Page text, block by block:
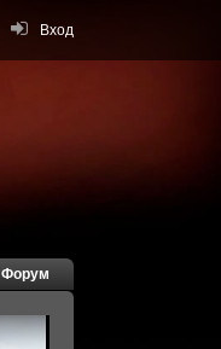
Вход
Форум